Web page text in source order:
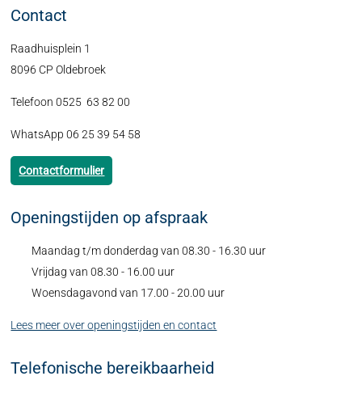
Contact
Raadhuisplein 1
8096 CP Oldebroek
Telefoon 0525 63 82 00
WhatsApp 06 25 39 54 58
Contactformulier
Openingstijden op afspraak
Maandag t/m donderdag van 08.30 - 16.30 uur
Vrijdag van 08.30 - 16.00 uur
Woensdagavond van 17.00 - 20.00 uur
Lees meer over openingstijden en contact
Telefonische bereikbaarheid